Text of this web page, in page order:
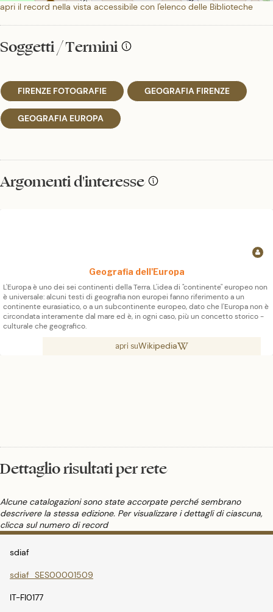
apri il record nella vista accessibile con l'elenco delle Biblioteche
Soggetti / Termini
FIRENZE FOTOGRAFIE GEOGRAFIA FIRENZE
GEOGRAFIA EUROPA
Argomenti d'interesse
Geografia dell'Europa
L'Europa è uno dei sei continenti della Terra. L'idea di "continente" europeo non
è universale: alcuni testi di geografia non europei fanno riferimento a un
continente eurasiatico, o a un subcontinente europeo, dato che l'Europa non è
circondata interamente dal mare ed è, in ogni caso, più un concetto storico -
culturale che geografico.
apri suWikipedia
Dettaglio risultati per rete
Alcune catalogazioni sono state accorpate perché sembrano
descrivere la stessa edizione. Per visualizzare i dettagli di ciascuna,
clicca sul numero di record
sdiaf
sdiaf_SES00001509
IT-FI0177